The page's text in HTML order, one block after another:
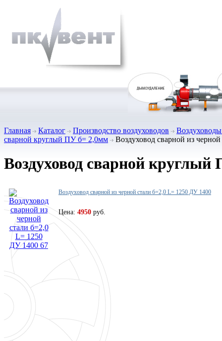
Главная Каталог Производство воздуховодов
сварной круглый ПУ б= 2,0мм
Воздуховод сварной из
Воздуховод сварной
Воздуховод сварной из черной стали б=2,0 L= 1250 ДУ 1400
Цена: 4950 руб.